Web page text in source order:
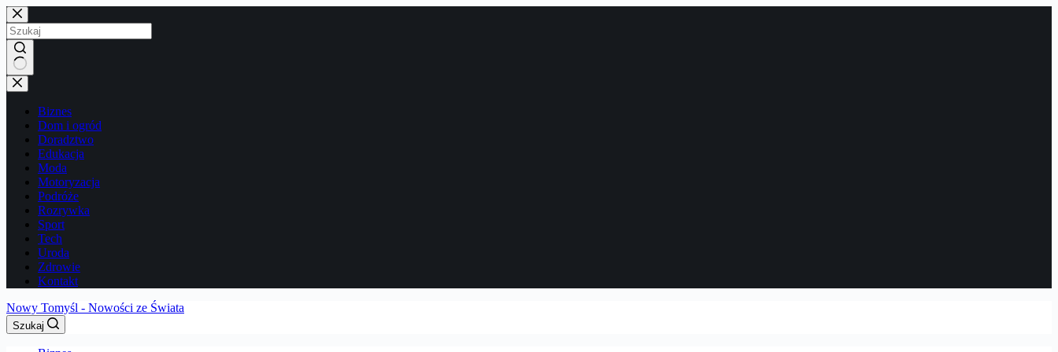
Przejdź
do
treści
Brak
wyników
Biznes
Dom i ogród
Doradztwo
Edukacja
Moda
Motoryzacja
Podróże
Rozrywka
Sport
Tech
Uroda
Zdrowie
Kontakt
Nowy Tomyśl - Nowości ze Świata
Szukaj